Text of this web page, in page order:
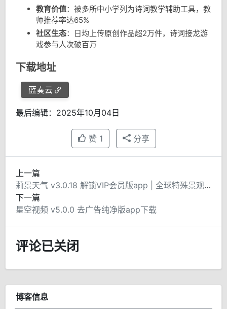
教育价值：被多所中小学列为诗词教学辅助工具，教
师推荐率达65%
社区生态：日均上传原创作品超2万件，诗词接龙游
戏参与人次破百万
下载地址
蓝奏云
最后编辑：2025年10月04日
赞 1 分享
上一篇
莉景天气 v3.0.18 解锁VIP会员版app | 全球特殊景观气象服务专家
下一篇
星空视频 v5.0.0 去广告纯净版app下载
评论已关闭
博客信息